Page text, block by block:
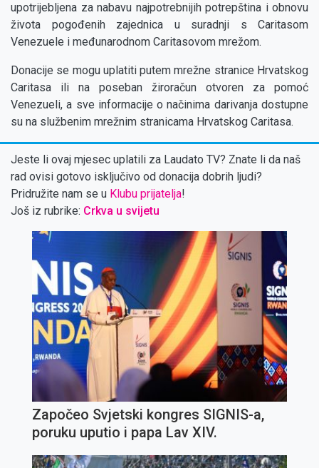
upotrijebljena za nabavu najpotrebnijih potrepština i obnovu
života pogođenih zajednica u suradnji s Caritasom
Venezuele i međunarodnom Caritasovom mrežom.
Donacije se mogu uplatiti putem mrežne stranice Hrvatskog
Caritasa ili na poseban žiroračun otvoren za pomoć
Venezueli, a sve informacije o načinima darivanja dostupne
su na službenim mrežnim stranicama Hrvatskog Caritasa.
Jeste li ovaj mjesec uplatili za Laudato TV? Znate li da naš
rad ovisi gotovo isključivo od donacija dobrih ljudi?
Pridružite nam se u Klubu prijatelja!
Još iz rubrike: Crkva u svijetu
Započeo Svjetski kongres SIGNIS-a,
poruku uputio i papa Lav XIV.